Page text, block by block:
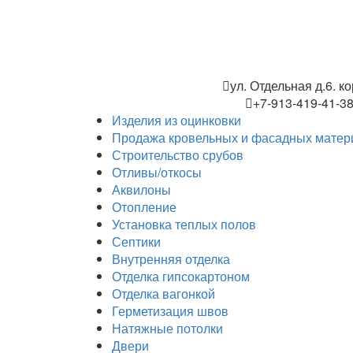
ул. Отдельная д.6.
+7-913-419-41-38
Изделия из оцинковки
Продажа кровельных и фасадных
Строительство срубов
Отливы/откосы
Аквилоны
Отопление
Установка теплых полов
Септики
Внутренняя отделка
Отделка гипсокартоном
Отделка вагонкой
Герметизация швов
Натяжные потолки
Двери